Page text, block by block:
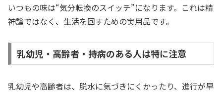
いつもの味は“気分転換のスイッチ”になります。これは精
神論ではなく、生活を回すための実用品です。
乳幼児・高齢者・持病のある人は特に注意
乳幼児や高齢者は、脱水に気づきにくかったり、進行が早